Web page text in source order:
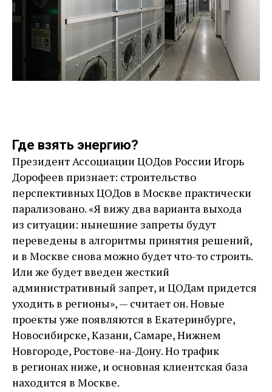
Где взять энергию?
Президент Ассоциации ЦОДов России Игорь
Дорофеев признает: строительство
перспективных ЦОДов в Москве практически
парализовано. «Я вижу два варианта выхода
из ситуации: нынешние запреты будут
переведены в алгоритмы принятия решений,
и в Москве снова можно будет что-то строить.
Или же будет введен жесткий
административный запрет, и ЦОДам придется
уходить в регионы», — считает он. Новые
проекты уже появляются в Екатеринбурге,
Новосибирске, Казани, Самаре, Нижнем
Новгороде, Ростове-на-Дону. Но трафик
в регионах ниже, и основная клиентская база
находится в Москве.